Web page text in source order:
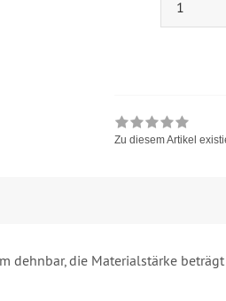
1
Zu diesem Artikel
dehnbar, die Materialstärke